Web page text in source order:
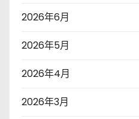
2026年6月
2026年5月
2026年4月
2026年3月